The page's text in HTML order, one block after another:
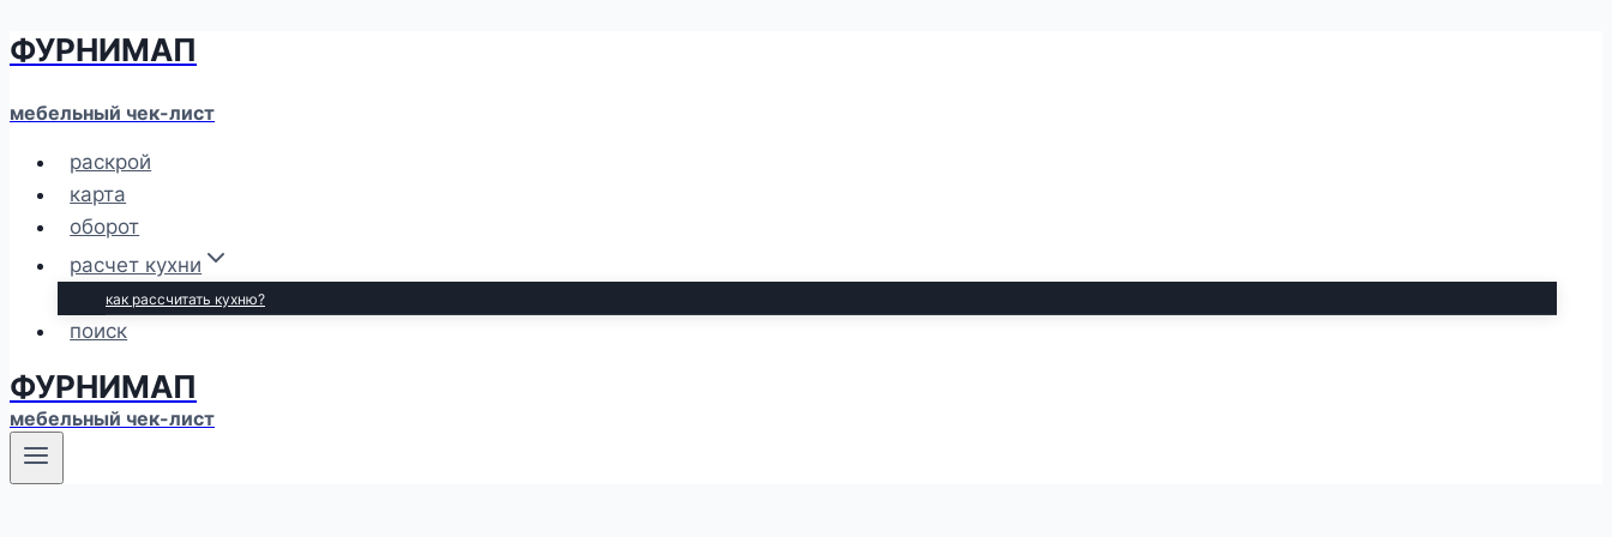
Перейти
содержимому
ФУРНИМАП
мебельный чек-лист
раскрой
карта
оборот
расчет кухни
как рассчитать кухню?
поиск
ФУРНИМАП
мебельный чек-лист